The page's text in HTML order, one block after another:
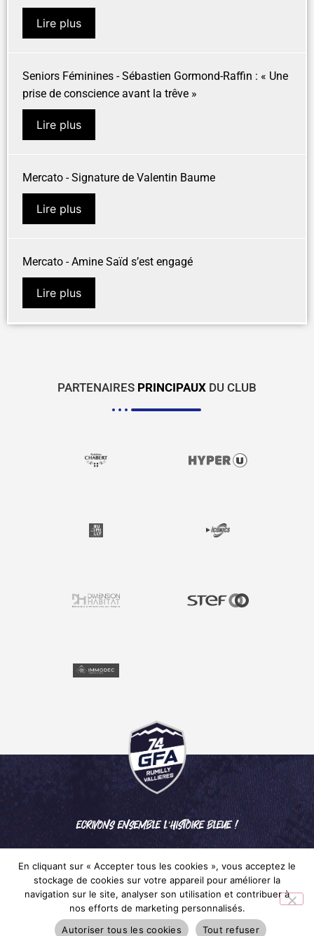
Lire plus
Seniors Féminines - Sébastien Gormond-Raffin : « Une
prise de conscience avant la trêve »
Lire plus
Mercato - Signature de Valentin Baume
Lire plus
Mercato - Amine Saïd s’est engagé
Lire plus
PARTENAIRES PRINCIPAUX DU CLUB
ECRIVONS ENSEMBLE L'HISTOIRE BLEUE !
Mentions légales – © 2024 GFA RUMILLY VALLIÈRES
En cliquant sur « Accepter tous les cookies », vous acceptez le
stockage de cookies sur votre appareil pour améliorer la
navigation sur le site, analyser son utilisation et contribuer à
nos efforts de marketing personnalisés.
Autoriser tous les cookies
Tout refuser